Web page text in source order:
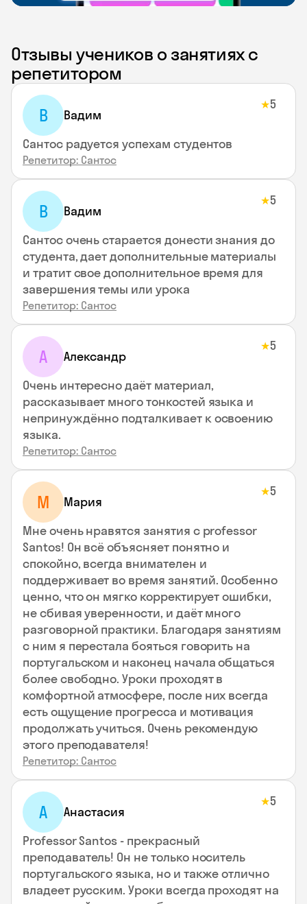
Отзывы учеников о занятиях с
репетитором
В Вадим
★5
Сантос радуется успехам студентов
Репетитор: Сантос
В Вадим
★5
Сантос очень старается донести знания до
студента, дает дополнительные материалы
и тратит свое дополнительное время для
завершения темы или урока
Репетитор: Сантос
А Александр
★5
Очень интересно даёт материал,
рассказывает много тонкостей языка и
непринуждённо подталкивает к освоению
языка.
Репетитор: Сантос
М Мария
★5
Мне очень нравятся занятия с professor
Santos! Он всё объясняет понятно и
спокойно, всегда внимателен и
поддерживает во время занятий. Особенно
ценно, что он мягко корректирует ошибки,
не сбивая уверенности, и даёт много
разговорной практики. Благодаря занятиям
с ним я перестала бояться говорить на
португальском и наконец начала общаться
более свободно. Уроки проходят в
комфортной атмосфере, после них всегда
есть ощущение прогресса и мотивация
продолжать учиться. Очень рекомендую
этого преподавателя!
Репетитор: Сантос
А Анастасия
★5
Professor Santos - прекрасный
преподаватель! Он не только носитель
португальского языка, но и также отлично
владеет русским. Уроки всегда проходят на